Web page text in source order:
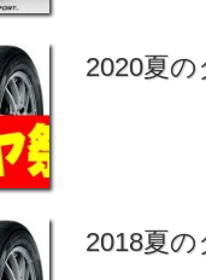
2020夏
2018夏